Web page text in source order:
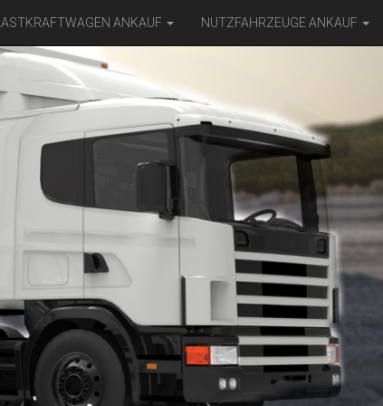
LASTKRAFTWAGEN ANKAUF NUTZFAHRZEUGE ANKAUF